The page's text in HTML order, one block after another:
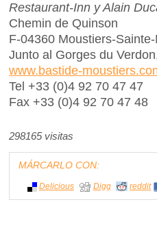
Restaurant-Inn y Alain
Chemin de Quinson
F-04360 Moustiers-
Junto al Gorges du
www.bastide-
Tel +33 (0)4 92 70 47 47
Fax +33 (0)4 92 70 47 48
298165 visitas
MÁRCARLO CON:
Delicious Digg reddit